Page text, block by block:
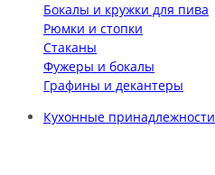
Бокалы и кружки для пива
Рюмки и стопки
Стаканы
Фужеры и бокалы
Графины и декантеры
Кухонные принадлежности